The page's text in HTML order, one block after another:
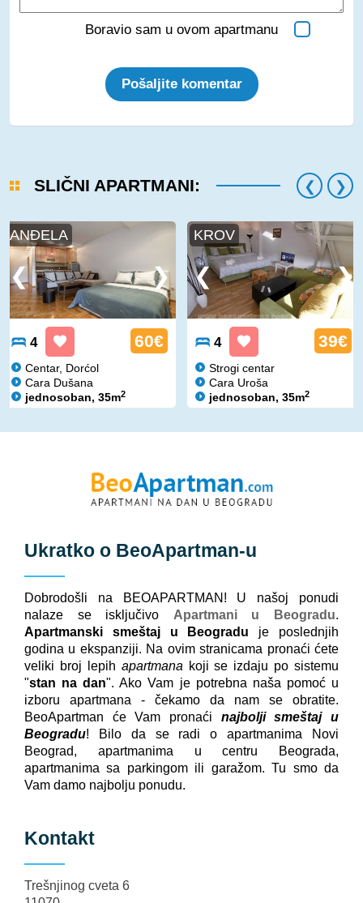
Boravio sam u ovom apartmanu
Pošaljite komentar
SLIČNI APARTMANI:
ANĐELA
4 60€
Centar, Dorćol
Cara Dušana
jednosoban, 35m2
KROV
4 39€
Strogi centar
Cara Uroša
jednosoban, 35m2
Ukratko o BeoApartman-u
Dobrodošli na BEOAPARTMAN! U našoj ponudi
nalaze se isključivo Apartmani u Beogradu.
Apartmanski smeštaj u Beogradu je poslednjih
godina u ekspanziji. Na ovim stranicama pronaći ćete
veliki broj lepih apartmana koji se izdaju po sistemu
"stan na dan". Ako Vam je potrebna naša pomoć u
izboru apartmana - čekamo da nam se obratite.
BeoApartman će Vam pronaći najbolji smeštaj u
Beogradu! Bilo da se radi o apartmanima Novi
Beograd, apartmanima u centru Beograda,
apartmanima sa parkingom ili garažom. Tu smo da
Vam damo najbolju ponudu.
Kontakt
Trešnjinog cveta 6